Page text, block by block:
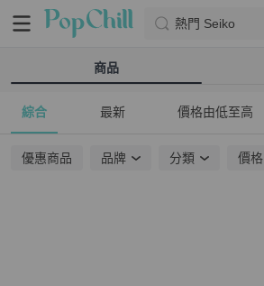
熱門 Seiko
商品
綜合 最新 價格由低至高
優惠商品 品牌 分類 價格